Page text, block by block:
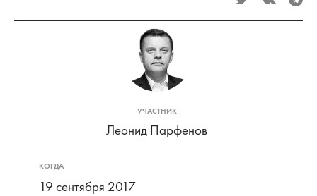
УЧАСТНИК
Леонид Парфенов
КОГДА
19 сентября 2017